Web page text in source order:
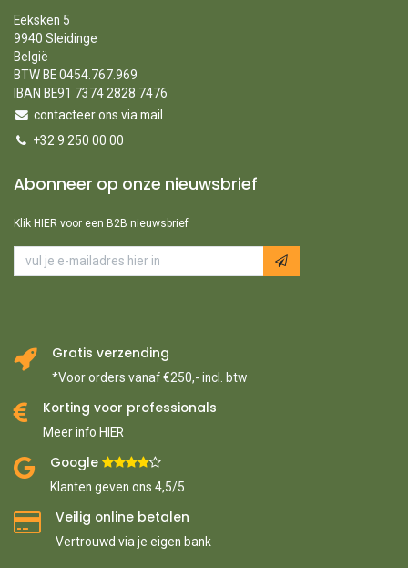
Eeksken 5
9940 Sleidinge
België
BTW BE 0454.767.969
IBAN BE91 7374 2828 7476
contacteer ons via mail
+32 9 250 00 00
Abonneer op onze nieuwsbrief
Klik HIER voor een B2B nieuwsbrief
Gratis verzending
*Voor orders vanaf €250,- incl. btw
Korting voor professionals
Meer info HIER
Google ​
Klanten geven ons 4,5/5
Veilig online betalen
Vertrouwd via je eigen bank